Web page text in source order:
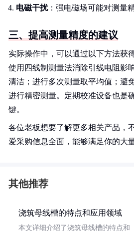
电磁干扰：强电磁场可能对测量
三、提高测量精度的建议
实际操作中，可以通过以下方法获
使用四线制测量法消除引线电阻影
清洁；进行多次测量取平均值；避
进行精密测量。定期校准设备也是
键。
各位老板想要了解更多相关产品，
爱采购信息全面，能够满足你的大
其他推荐
浇筑母线槽的特点和应用领域
本文详细介绍了浇筑母线槽的特点和